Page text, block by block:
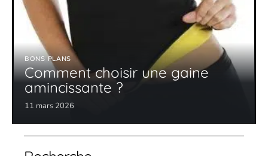
BONS PLANS
Comment choisir une gaine
amincissante ?
11 mars 2026